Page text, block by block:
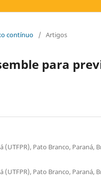
contínuo / Artigos
para
Pato Branco, Paraná,
Pato Branco, Paraná,